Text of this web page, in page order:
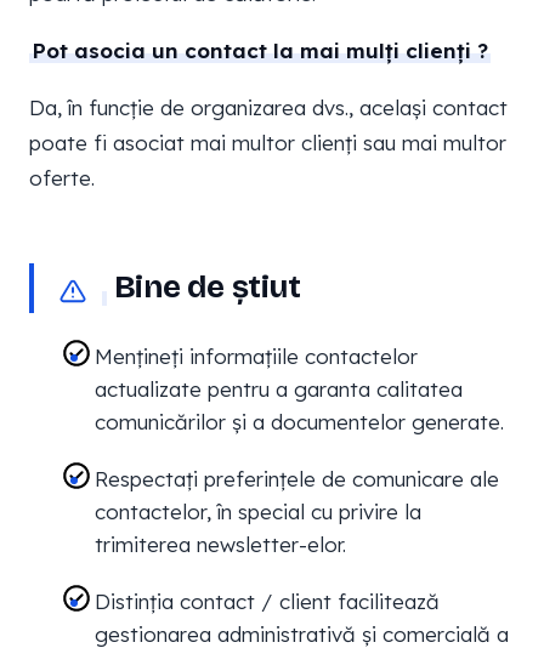
Pot asocia un contact la mai mulți clienți ?
Da, în funcție de organizarea dvs., același contact
poate fi asociat mai multor clienți sau mai multor
oferte.
Bine de știut
Mențineți informațiile contactelor
actualizate pentru a garanta calitatea
comunicărilor și a documentelor generate.
Respectați preferințele de comunicare ale
contactelor, în special cu privire la
trimiterea newsletter-elor.
Distinția contact / client facilitează
gestionarea administrativă și comercială a